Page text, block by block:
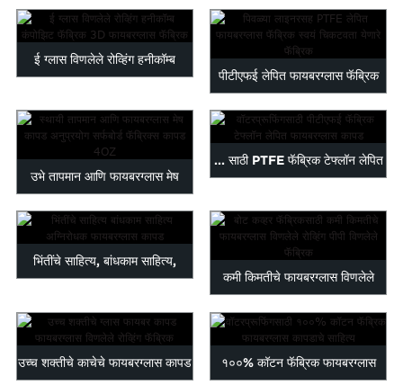
सिलिकॉन कोट... कापड/फॅब्रिक
ई ग्लास विणलेले रोव्हिंग हनीकॉम्ब
पीटीएफई लेपित फायबरग्लास फॅब्रिक
सेल्फ अ‍ॅडेसिव्ह फॅब...
उभे तापमान आणि फायबरग्लास मेष
कापड ...
... साठी PTFE फॅब्रिक टेफ्लॉन लेपित
भिंतींचे साहित्य, बांधकाम साहित्य,
कमी किमतीचे फायबरग्लास विणलेले
रोव्हिंग पीपी विणलेले फॅब्रिक...
उच्च शक्तीचे काचेचे फायबरग्लास कापड १००% कॉटन फॅब्रिक फायबरग्लास